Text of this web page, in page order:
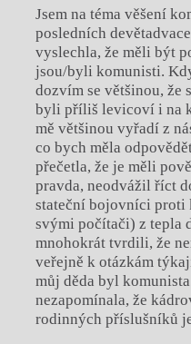
Jsem na téma věšení
posledních
vyslechla, že měli být
jsou/byli komunisti.
dozvím se většinou, že
byli příliš levicoví i na
mě většinou vyřadí z
co bych měla
přečetla, že je měli
pravda, neodvážil říct
stateční bojovníci proti
svými počítači) z tepla
mnohokrát tvrdili, že
veřejně k otázkám
můj děda byl
nezapomínala, že
rodinných příslušníků